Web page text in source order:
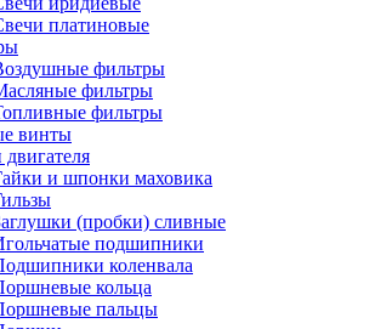
платиновые
фильтры
фильтры
фильтры
винты
и шпонки маховика
(пробки) сливные
подшипники
коленвала
кольца
пальцы